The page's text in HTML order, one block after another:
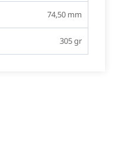
74,50 mm
305 gr